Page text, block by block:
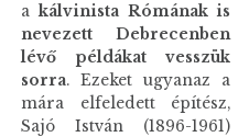
akálvinista Rómának is
nevezett Debrecenben
lévő példákat vesszük
sorra. Ezeket ugyanaz a
mára elfeledett építész,
Sajó István (1896-1961)